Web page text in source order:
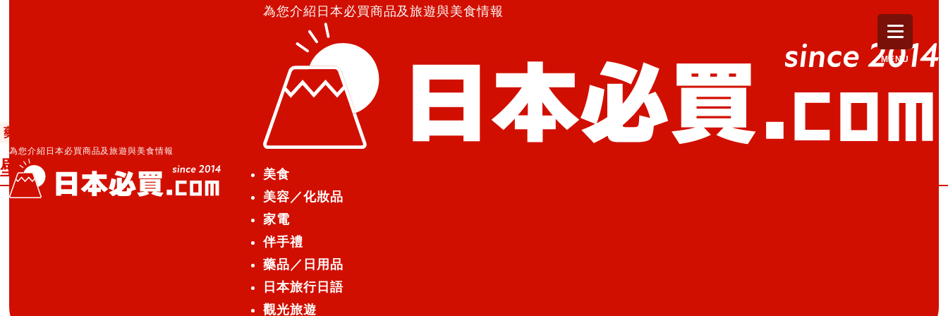
為您介紹日本必買商品及旅遊與美食情報
為您介紹日本必買商品及旅遊與美食情報
美食
美容／化妝品
家電
伴手禮
藥品／日用品
日本旅行日語
觀光旅遊
MENU
壁掛・手持攜帶都OK！用途二合一的整理收納夾「Slide Folder POITTO」共4種
藥品／日用品
壁掛・手持攜帶都OK！用途二合一的整理收納夾「Slide Folder POITTO」共4種
日本ナカバヤシ股份公司（NAKABAYASHI CO., LTD.），於日前推出可壁掛或手持使用的「Slide
Folder POITTO」，已自2021年9月下旬上市販售。